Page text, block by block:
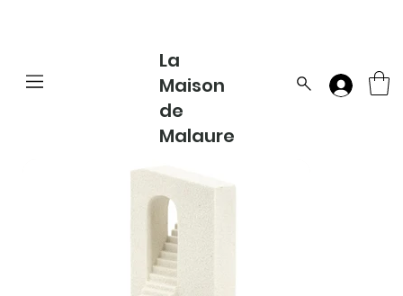
La
Maison
de
Malaure